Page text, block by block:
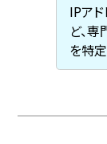
IPア
ど、
を特